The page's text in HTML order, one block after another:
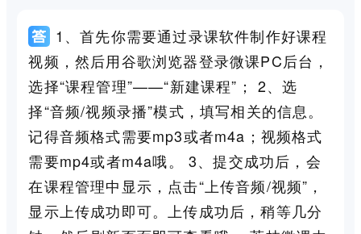
1、首先你需要通过录课软件制作好课程
视频，然后用谷歌浏览器登录微课PC后台，
选择“课程管理”——“新建课程”； 2、选
择“音频/视频录播”模式，填写相关的信息。
记得音频格式需要mp3或者m4a；视频格式
需要mp4或者m4a哦。 3、提交成功后，会
在课程管理中显示，点击“上传音频/视频”，
显示上传成功即可。上传成功后，稍等几分